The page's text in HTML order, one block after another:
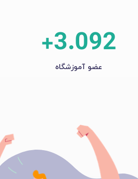
3.092
+
عضو آموزشگاه